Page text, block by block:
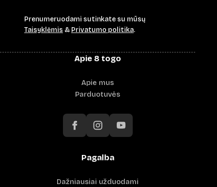
Prenumeruodami sutinkate su mūsų
Taisyklėmis & Privatumo politika.
Apie 8 togo
Apie mus
Parduotuvės
Pagalba
Dažniausiai užduodami